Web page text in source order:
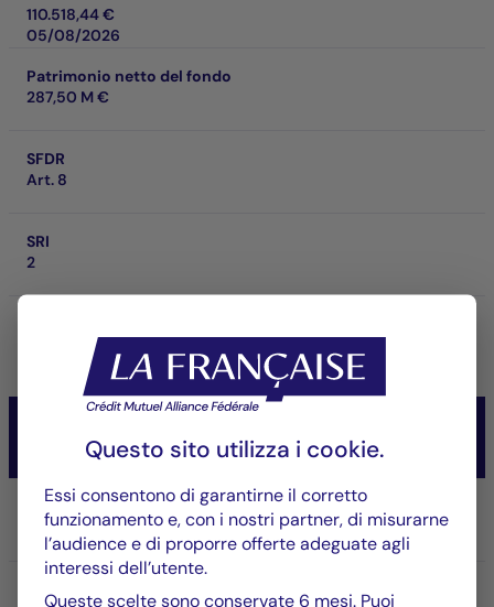
110.518,44 €
05/08/2026
Patrimonio netto del fondo
287,50 M €
SFDR
Art. 8
SRI
2
Taux/Obligataire
Parte/Classe
RC
ISIN
Questo sito utilizza i cookie.
Essi consentono di garantirne il corretto
funzionamento e, con i nostri partner, di misurarne
l’audience e di proporre offerte adeguate agli
interessi dell’utente.
Queste scelte sono conservate 6 mesi. Puoi